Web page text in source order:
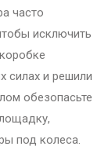
часто
исключить
силах и решили
обезопасьте
под колеса.